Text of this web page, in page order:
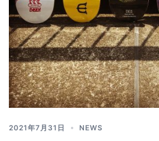
2021年7月31日 NEWS